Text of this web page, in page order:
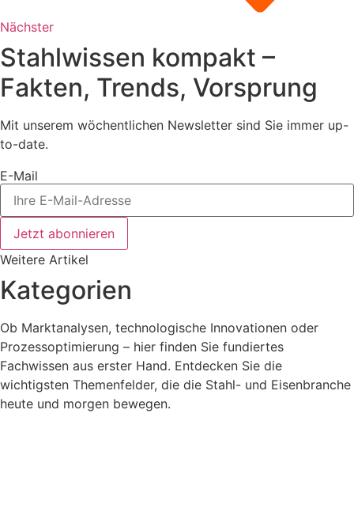
Nächster
Stahlwissen kompakt –
Fakten, Trends, Vorsprung
Mit unserem wöchentlichen Newsletter sind Sie immer up-
to-date.
E-Mail
Jetzt abonnieren
Weitere Artikel
Kategorien
Ob Marktanalysen, technologische Innovationen oder
Prozessoptimierung – hier finden Sie fundiertes
Fachwissen aus erster Hand. Entdecken Sie die
wichtigsten Themenfelder, die die Stahl- und Eisenbranche
heute und morgen bewegen.